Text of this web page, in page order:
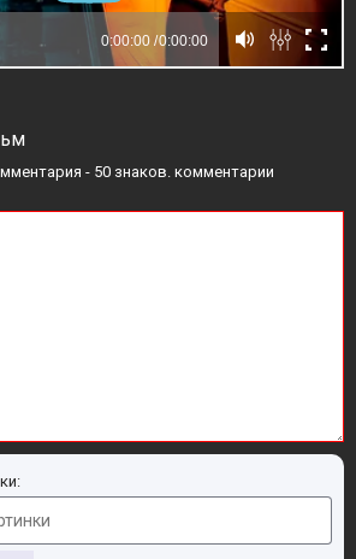
- 50 знаков. комментарии